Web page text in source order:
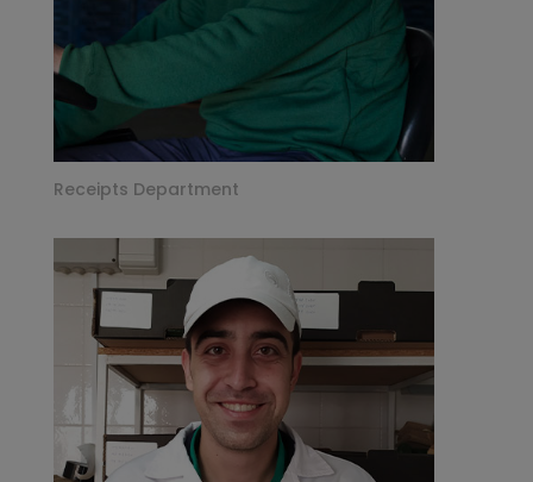
Receipts Department